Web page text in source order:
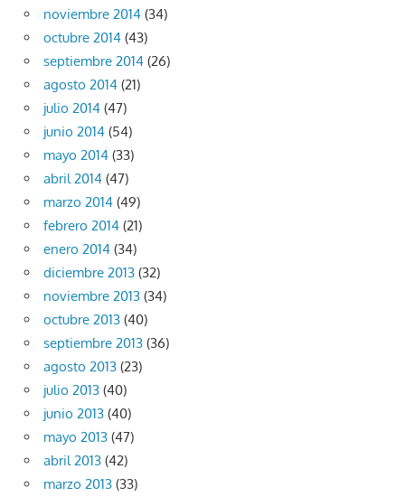
noviembre 2014 (34)
octubre 2014 (43)
septiembre 2014 (26)
agosto 2014 (21)
julio 2014 (47)
junio 2014 (54)
mayo 2014 (33)
abril 2014 (47)
marzo 2014 (49)
febrero 2014 (21)
enero 2014 (34)
diciembre 2013 (32)
noviembre 2013 (34)
octubre 2013 (40)
septiembre 2013 (36)
agosto 2013 (23)
julio 2013 (40)
junio 2013 (40)
mayo 2013 (47)
abril 2013 (42)
marzo 2013 (33)